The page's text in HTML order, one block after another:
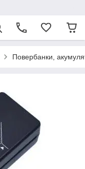
Повербанки,